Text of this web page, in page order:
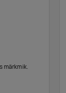
märkmik.